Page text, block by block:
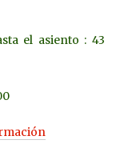
el asiento : 43